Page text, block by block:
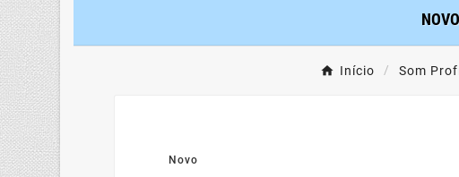
Início Som
Novo